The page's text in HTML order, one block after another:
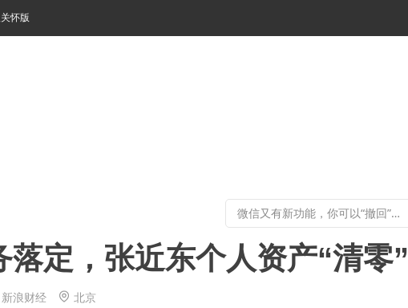
怀版
落定，张近东个人资产“清零”
新浪财经 北京